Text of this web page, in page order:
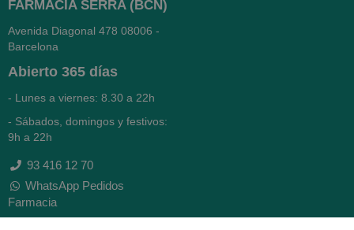
FARMACIA SERRA (BCN)
Avenida Diagonal 478 08006 -
Barcelona
Abierto 365 días
- Lunes a viernes: 8.30 a 22h
- Sábados, domingos y festivos:
9h a 22h
93 416 12 70
WhatsApp Pedidos
Farmacia